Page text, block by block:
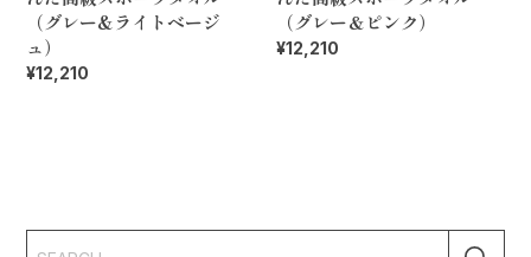
（グレー&ライトベージ
ュ）
¥12,210
（グレー＆ピンク）
¥12,210